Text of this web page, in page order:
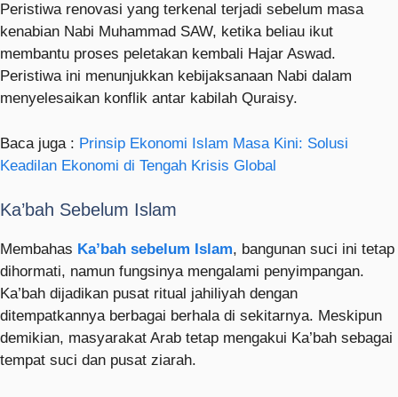
Peristiwa renovasi yang terkenal terjadi sebelum masa
kenabian Nabi Muhammad SAW, ketika beliau ikut
membantu proses peletakan kembali Hajar Aswad.
Peristiwa ini menunjukkan kebijaksanaan Nabi dalam
menyelesaikan konflik antar kabilah Quraisy.
Baca juga : Prinsip Ekonomi Islam Masa Kini: Solusi
Keadilan Ekonomi di Tengah Krisis Global
Ka’bah Sebelum Islam
Membahas Ka’bah sebelum Islam, bangunan suci ini tetap
dihormati, namun fungsinya mengalami penyimpangan.
Ka’bah dijadikan pusat ritual jahiliyah dengan
ditempatkannya berbagai berhala di sekitarnya. Meskipun
demikian, masyarakat Arab tetap mengakui Ka’bah sebagai
tempat suci dan pusat ziarah.